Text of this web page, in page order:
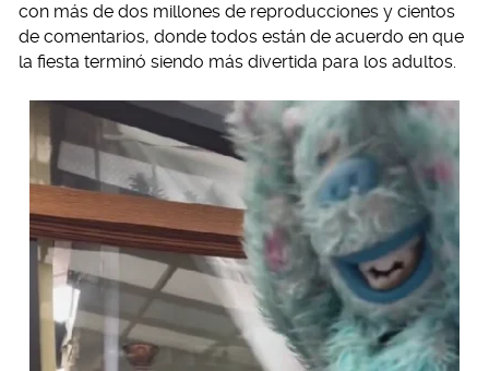
con más de dos millones de reproducciones y cientos
de comentarios, donde todos están de acuerdo en que
la fiesta terminó siendo más divertida para los adultos.